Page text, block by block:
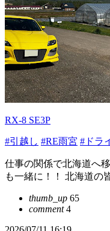
RX-8 SE3P
#引越し #RE雨宮 #ドラ
仕事の関係で北海道へ
も一緒に！！ 北海道の
thumb_up 65
comment4